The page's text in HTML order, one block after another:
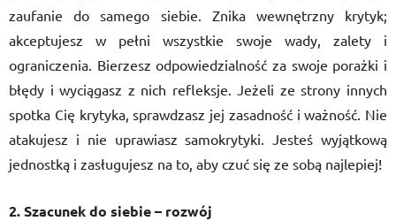
zaufanie do samego siebie. Znika wewnętrzny krytyk;
akceptujesz w pełni wszystkie swoje wady, zalety i
ograniczenia. Bierzesz odpowiedzialność za swoje porażki i
błędy i wyciągasz z nich refleksje. Jeżeli ze strony innych
spotka Cię krytyka, sprawdzasz jej zasadność i ważność. Nie
atakujesz i nie uprawiasz samokrytyki. Jesteś wyjątkową
jednostką i zasługujesz na to, aby czuć się ze sobą najlepiej!
2. Szacunek do siebie – rozwój